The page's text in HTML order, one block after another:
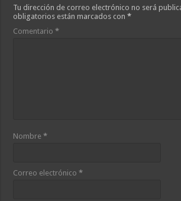
Tu dirección de correo electrónico no será
obligatorios están marcados con*
Comentario*
Nombre*
Correo electrónico*